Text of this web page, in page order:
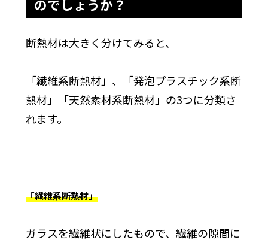
のでしょうか？
断熱材は大きく分けてみると、
「繊維系断熱材」、「発泡プラスチック系断
熱材」「天然素材系断熱材」の3つに分類さ
れます。
「繊維系断熱材」
ガラスを繊維状にしたもので、繊維の隙間に